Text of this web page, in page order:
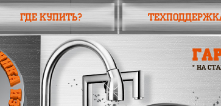
Где купить?